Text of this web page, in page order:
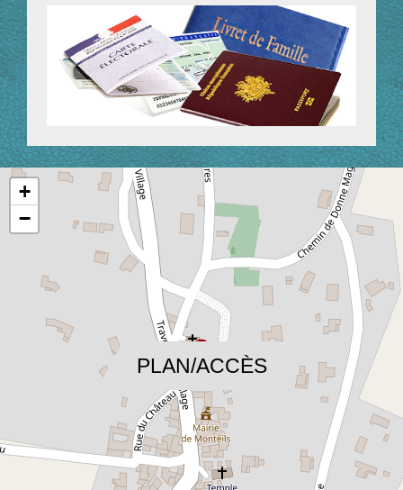
PLAN/ACCÈS
location_on
+
−